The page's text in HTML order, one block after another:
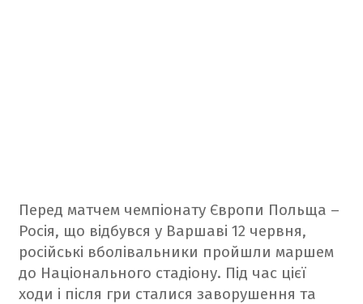
Перед матчем чемпіонату Європи Польща –
Росія, що відбувся у Варшаві 12 червня,
російські вболівальники пройшли маршем
до Національного стадіону. Під час цієї
ходи і після гри сталися заворушення та